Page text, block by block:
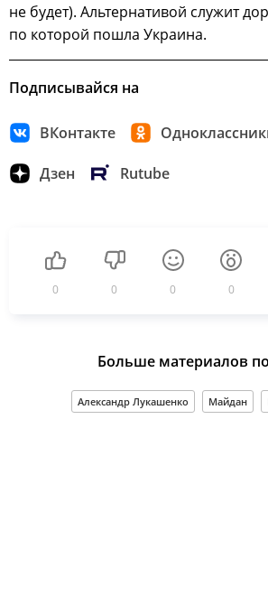
не будет). Альтернативой служит
по которой пошла Украина.
Подписывайся на
ВКонтакте
Дзен Rutube
0 0 0 0
Больше материалов
Александр Лукашенко Майдан